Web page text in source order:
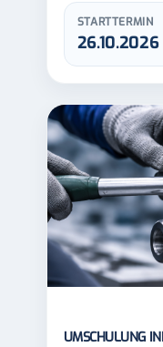
STARTTERMIN
26.10.2026
UMSCHULUNG